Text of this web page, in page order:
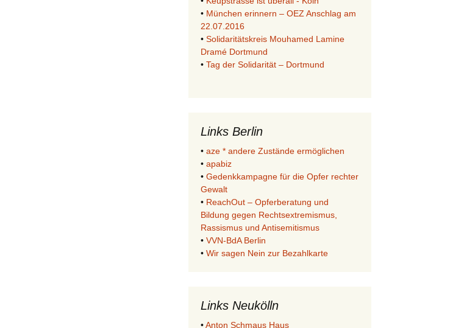
• München erinnern – OEZ Anschlag am
22.07.2016
• Solidaritätskreis Mouhamed Lamine
Dramé Dortmund
• Tag der Solidarität – Dortmund
Links Berlin
• aze * andere Zustände ermöglichen
• apabiz
• Gedenkkampagne für die Opfer rechter
Gewalt
• ReachOut – Opferberatung und
Bildung gegen Rechtsextremismus,
Rassismus und Antisemitismus
• VVN-BdA Berlin
• Wir sagen Nein zur Bezahlkarte
Links Neukölln
•Anton Schmaus Haus